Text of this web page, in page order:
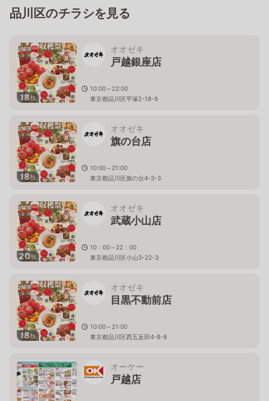
品川区のチラシを見る
18枚
オオゼキ
戸越銀座店
10:00～22:00
東京都品川区平塚2-18-9
18枚
オオゼキ
旗の台店
10:00～21:00
東京都品川区旗の台4-3-3
20枚
オオゼキ
武蔵小山店
10：00～22：00
東京都品川区小山3-22-3
18枚
オオゼキ
目黒不動前店
10:00～21:00
東京都品川区西五反田4-8-8
オーケー
戸越店